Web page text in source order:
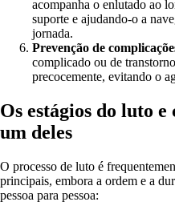
acompanha o enlutado ao
suporte e ajudando-o a
jornada.
Prevenção de
complicado ou de
precocemente, evitando o
Os estágios do luto
um deles
O processo de luto é
principais, embora a ordem e a
pessoa para pessoa: